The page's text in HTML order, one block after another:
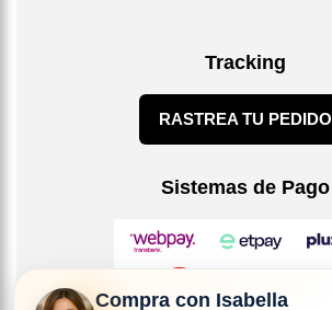
Tracking
RASTREA TU PEDIDO
Sistemas de Pago